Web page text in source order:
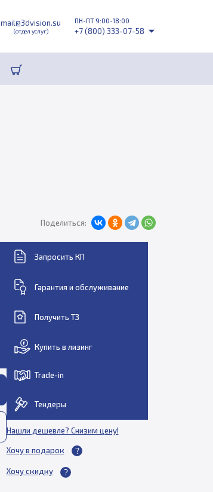
mail@3dvision.su
(отдел услуг)
ПН-ПТ 9:00-18:00
+7 (800) 333-07-58
Поделиться:
Запросить КП
Гарантия и обслуживание
Получить ТЗ
Купить в лизинг
Trade-in
Тендеры
Нашли дешевле? Снизим цену!
Хочу в подарок
Хочу скидку